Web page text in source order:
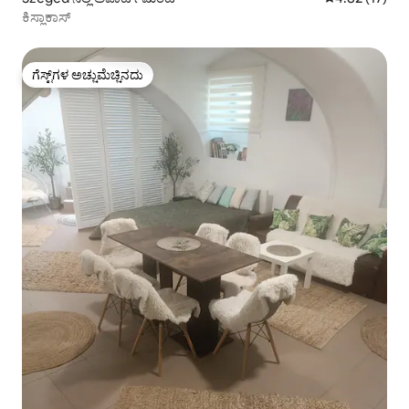
ಕಿಸ್ಲಾಕಾಸ್
ಗೆಸ್ಟ್‌ಗಳ ಅಚ್ಚುಮೆಚ್ಚಿನದು
ಗೆಸ್ಟ್‌ಗಳ ಅಚ್ಚುಮೆಚ್ಚಿನದು